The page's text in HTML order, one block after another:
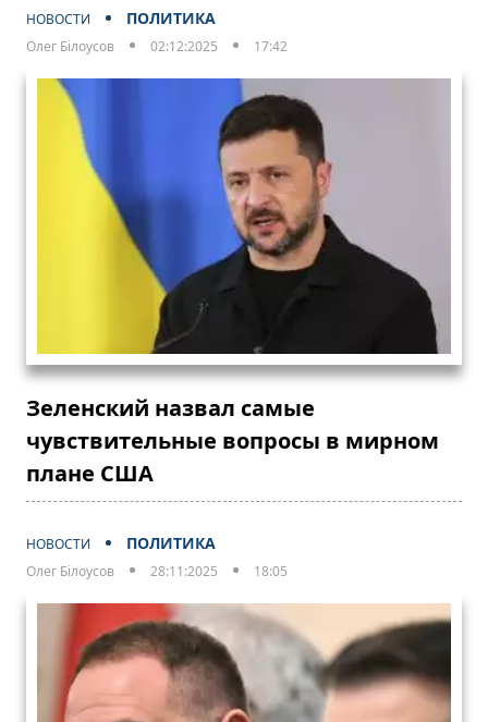
НОВОСТИ ПОЛИТИКА
Олег Білоусов 02:12:2025 17:42
Зеленский назвал самые
чувствительные вопросы в мирном
плане США
НОВОСТИ ПОЛИТИКА
Олег Білоусов 28:11:2025 18:05